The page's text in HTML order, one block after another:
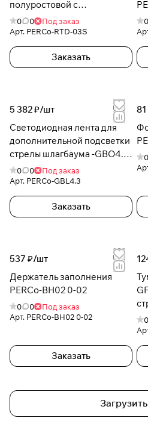
полуростовой с
преграждающими
створками PERCo-RTD-03S
0 0
Под заказ
Арт. PERCo-RTD-03S
Заказать
0
5 382 ₽/шт
Светодиодная лента для
дополнительной подсветки
стрелы шлагбаума -GBO4.3
-GBL4.3
0 0
Под заказ
Арт. PERCo-GBL4.3
Заказать
0
537 ₽/шт
Держатель заполнения
PERCo-BH02 0-02
0 0
Под заказ
Арт. PERCo-BH02 0-02
Заказать
0